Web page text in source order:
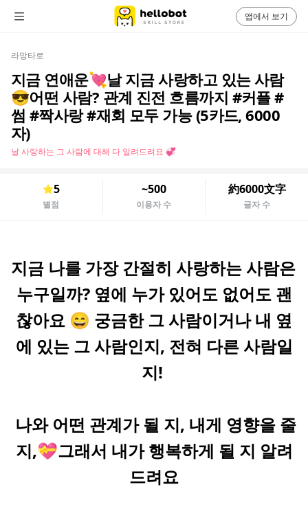
라망타로
지금 연애운💘날 지금 사랑하고 있는 사람
😎어떤 사람? 관계 진전 흐름까지 #커플 #
썸 #짝사랑 #재회 모두 가능 (5카드, 6000
자)
날 사랑하는 그 사람에 대해 다 알려드려요 💞
5
별점
~500
이용자 수
約6000文字
글자 수
지금 나를 가장 간절히 사랑하는 사람은
누구일까? 옆에 누가 있어도 없어도 괜
찮아요 😄 궁금한 그 사람이거나 내 옆
에 있는 그 사람인지, 전혀 다른 사람일
지!
나와 어떤 관계가 될 지, 내게 영향을 줄
지,💝그래서 내가 행복하게 될 지 알려
드려요
앱에서 보기